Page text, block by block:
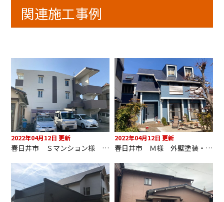
関連施工事例
2022年04月12日 更新
春日井市 Ｓマンション様 外壁塗装
2022年04月12日 更新
春日井市 Ｍ様 外壁塗装・屋根塗装